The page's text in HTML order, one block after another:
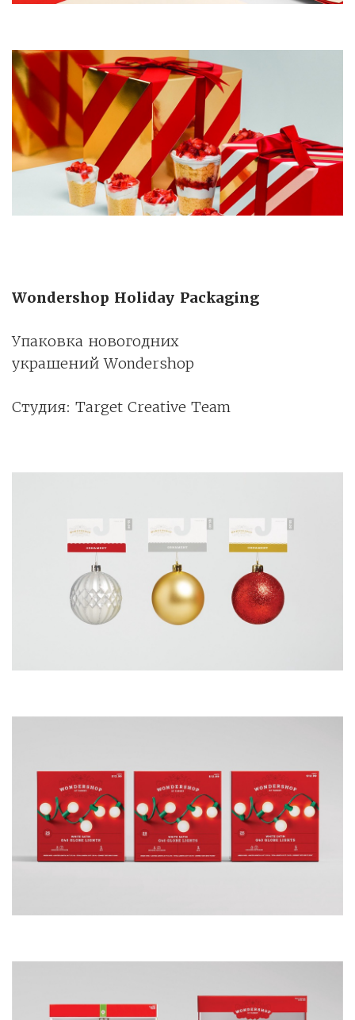
Wondershop Holiday Packaging
Упаковка новогодних
украшений Wondershop
Студия: Target Creative Team